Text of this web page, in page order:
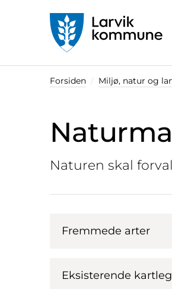
Forsiden Miljø, natur og
Naturen skal
Fremmede arter
Eksisterende